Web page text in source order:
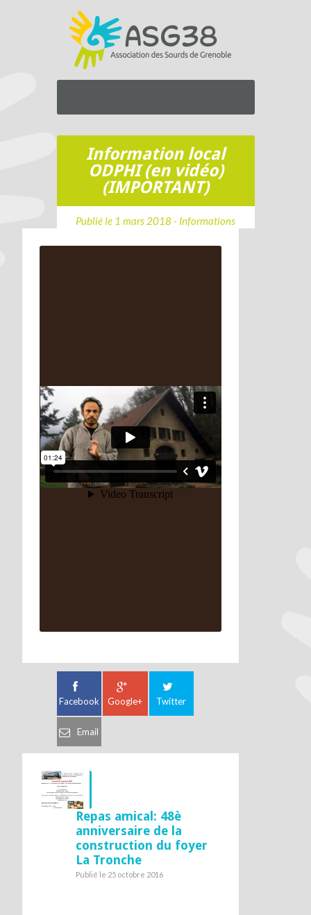
Information local
ODPHI (en vidéo)
(IMPORTANT)
Publié le 1 mars 2018 - Informations
Facebook Google+ Twitter
Email
Repas amical: 48è
anniversaire de la
construction du foyer
La Tronche
Publié le 25 octobre 2016